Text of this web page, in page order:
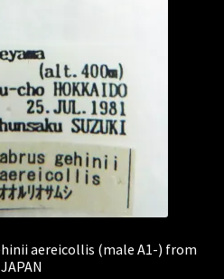
aereicollis (male A1-) from
JAPAN